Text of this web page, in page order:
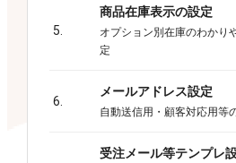
5.
商品在庫表示の設定
オプション別在庫のわかり
定
6.
メールアドレス設定
自動送信用・顧客対応用等
受注メール等テンプレ